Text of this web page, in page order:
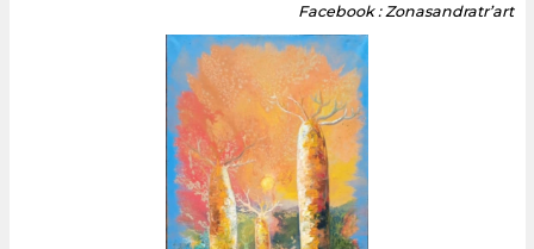
Facebook : Zonasandratr’art